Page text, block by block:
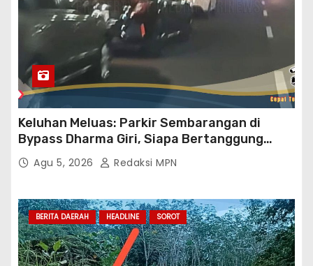
Keluhan Meluas: Parkir Sembarangan di
Bypass Dharma Giri, Siapa Bertanggung
Jawab?
Agu 5, 2026 Redaksi MPN
BERITA DAERAH HEADLINE SOROT